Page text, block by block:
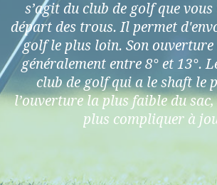
s’agit du club de golf que
départ des trous. Il permet
golf le plus loin. Son ouverture
généralement entre 8° et 13°.
club de golf qui a le shaft le
l’ouverture la plus faible du
plus compliquer à